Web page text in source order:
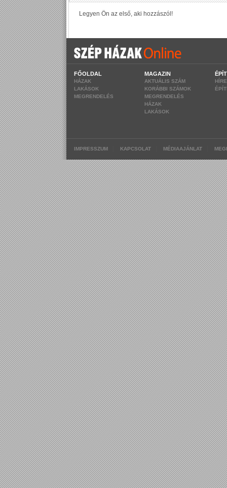
FŐOLDAL
HÁZAK
LAKÁSOK
MEGRENDELÉS
MAGAZIN
AKTUÁLIS SZÁM
KORÁBBI SZÁMOK
MEGRENDELÉS
HÁZAK
LAKÁSOK
IMPRESSZUM KAPCSOLAT MÉDIAAJÁNLAT